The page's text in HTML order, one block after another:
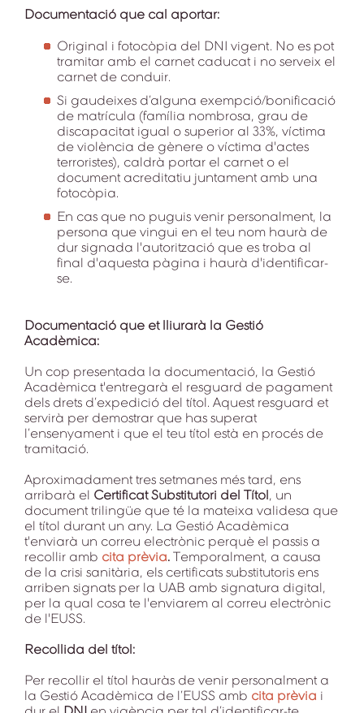
Documentació que cal aportar:
Original i fotocòpia del DNI vigent. No es pot
tramitar amb el carnet caducat i no serveix el
carnet de conduir.
Si gaudeixes d’alguna exempció/bonificació
de matrícula (família nombrosa, grau de
discapacitat igual o superior al 33%, víctima
de violència de gènere o víctima d'actes
terroristes), caldrà portar el carnet o el
document acreditatiu juntament amb una
fotocòpia.
En cas que no puguis venir personalment, la
persona que vingui en el teu nom haurà de
dur signada l'autorització que es troba al
final d'aquesta pàgina i haurà d'identificar-
se.
Documentació que et lliurarà la Gestió
Acadèmica:
Un cop presentada la documentació, la Gestió
Acadèmica t'entregarà el resguard de pagament
dels drets d’expedició del títol. Aquest resguard et
servirà per demostrar que has superat
l’ensenyament i que el teu títol està en procés de
tramitació.
Aproximadament tres setmanes més tard, ens
arribarà el Certificat Substitutori del Títol, un
document trilingüe que té la mateixa validesa que
el títol durant un any. La Gestió Acadèmica
t'enviarà un correu electrònic perquè el passis a
recollir amb cita prèvia. Temporalment, a causa
de la crisi sanitària, els certificats substitutoris ens
arriben signats per la UAB amb signatura digital,
per la qual cosa te l'enviarem al correu electrònic
de l'EUSS.
Recollida del títol:
Per recollir el títol hauràs de venir personalment a
la Gestió Acadèmica de l’EUSS amb cita prèvia i